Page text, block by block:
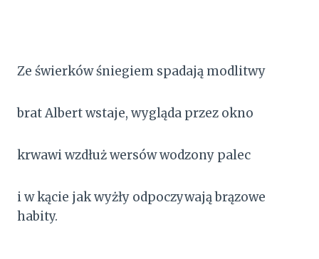
Ze świerków śniegiem spadają modlitwy
brat Albert wstaje, wygląda przez okno
krwawi wzdłuż wersów wodzony palec
i w kącie jak wyżły odpoczywają brązowe
habity.